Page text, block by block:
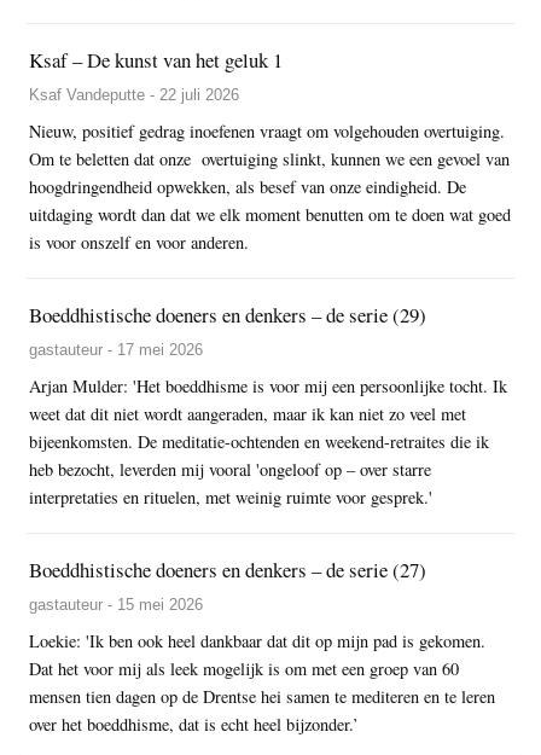
Ksaf – De kunst van het geluk 1
Ksaf Vandeputte - 22 juli 2026
Nieuw, positief gedrag inoefenen vraagt om volgehouden overtuiging.
Om te beletten dat onze overtuiging slinkt, kunnen we een gevoel van
hoogdringendheid opwekken, als besef van onze eindigheid. De
uitdaging wordt dan dat we elk moment benutten om te doen wat goed
is voor onszelf en voor anderen.
Boeddhistische doeners en denkers – de serie (29)
gastauteur - 17 mei 2026
Arjan Mulder: 'Het boeddhisme is voor mij een persoonlijke tocht. Ik
weet dat dit niet wordt aangeraden, maar ik kan niet zo veel met
bijeenkomsten. De meditatie-ochtenden en weekend-retraites die ik
heb bezocht, leverden mij vooral 'ongeloof op – over starre
interpretaties en rituelen, met weinig ruimte voor gesprek.'
Boeddhistische doeners en denkers – de serie (27)
gastauteur - 15 mei 2026
Loekie: 'Ik ben ook heel dankbaar dat dit op mijn pad is gekomen.
Dat het voor mij als leek mogelijk is om met een groep van 60
mensen tien dagen op de Drentse hei samen te mediteren en te leren
over het boeddhisme, dat is echt heel bijzonder.’